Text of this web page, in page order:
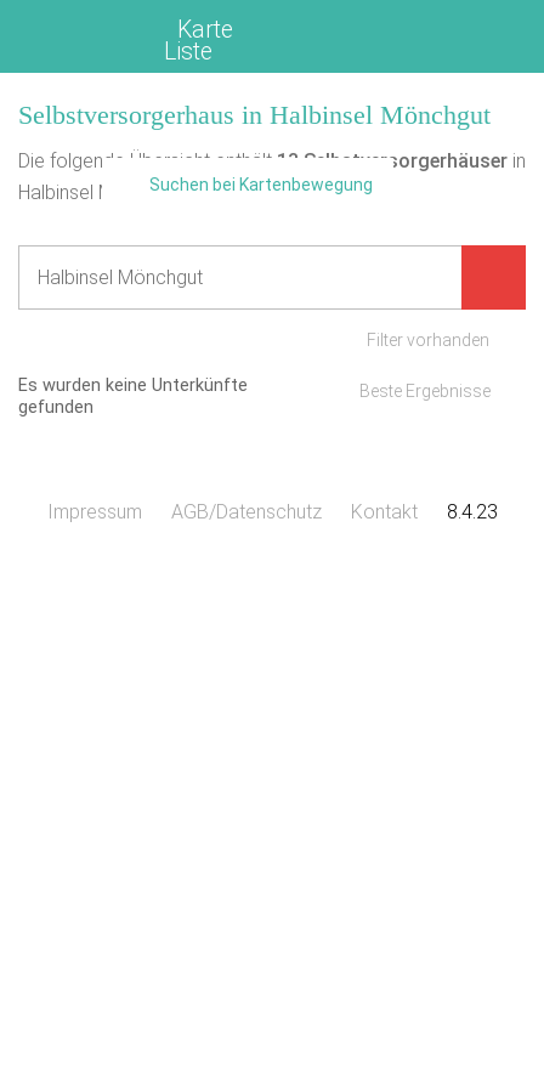
Karte
Liste
Selbstversorgerhaus in Halbinsel Mönchgut
Die folgende Übersicht enthält 13 Selbstversorgerhäuser in
Halbinsel Mönchgut.
Filter vorhanden
Es wurden keine Unterkünfte
gefunden
Beste Ergebnisse
Suchen bei Kartenbewegung
Impressum AGB/Datenschutz Kontakt 8.4.23